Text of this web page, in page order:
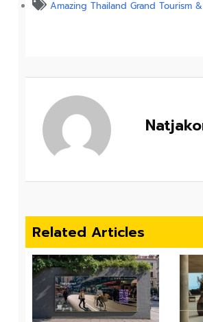
Amazing Thailand Grand Tourism
Related Articles